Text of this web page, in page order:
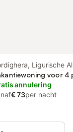
Ligurische
voor 4
annulering
€ 73per nacht